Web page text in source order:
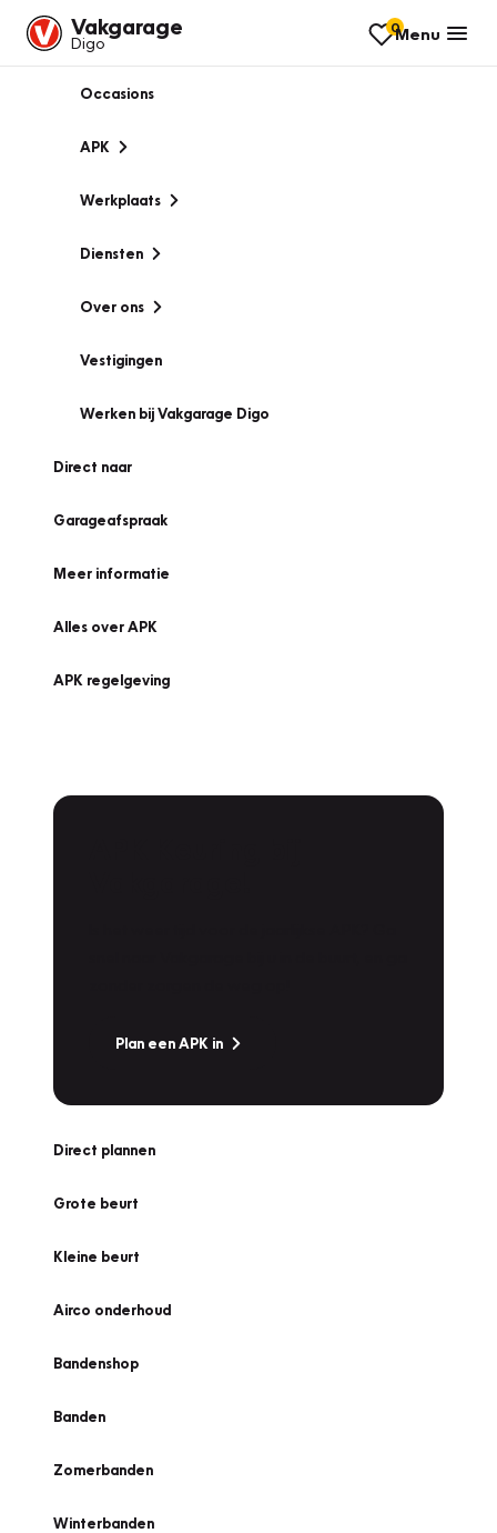
Vakgarage
Digo
0Menu
Occasions
APK
Werkplaats
Diensten
Over ons
Vestigingen
Werken bij Vakgarage Digo
Direct naar
Garageafspraak
Meer informatie
Alles over APK
APK regelgeving
Plan een APK in
Direct plannen
Grote beurt
Kleine beurt
Airco onderhoud
Bandenshop
Banden
Zomerbanden
Winterbanden